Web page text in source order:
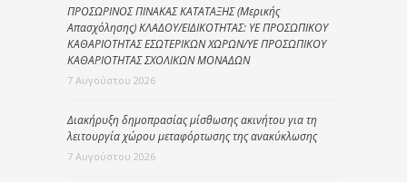
ΠΡΟΣΩΡΙΝΟΣ ΠΙΝΑΚΑΣ ΚΑΤΑΤΑΞΗΣ (Μερικής
Απασχόλησης) ΚΛΑΔΟΥ/ΕΙΔΙΚΟΤΗΤΑΣ: ΥΕ ΠΡΟΣΩΠΙΚΟΥ
ΚΑΘΑΡΙΟΤΗΤΑΣ ΕΣΩΤΕΡΙΚΩΝ ΧΩΡΩΝ/ΥΕ ΠΡΟΣΩΠΙΚΟΥ
ΚΑΘΑΡΙΟΤΗΤΑΣ ΣΧΟΛΙΚΩΝ ΜΟΝΑΔΩΝ
7 Αυγούστου 2026
Διακήρυξη δημοπρασίας μίσθωσης ακινήτου για τη
λειτουργία χώρου μεταφόρτωσης της ανακύκλωσης
7 Αυγούστου 2026